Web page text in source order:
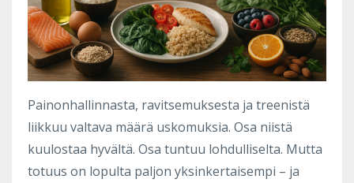
Painonhallinnasta, ravitsemuksesta ja treenistä
liikkuu valtava määrä uskomuksia. Osa niistä
kuulostaa hyvältä. Osa tuntuu lohdulliselta. Mutta
totuus on lopulta paljon yksinkertaisempi – ja